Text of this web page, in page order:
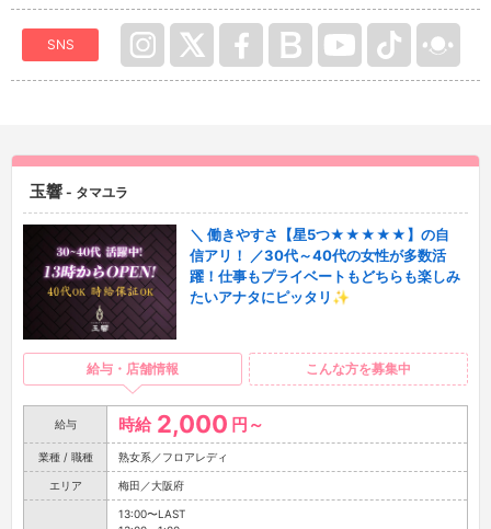
SNS
玉響 - タマユラ
＼ 働きやすさ【星5つ★★★★★】の自
信アリ！ ／30代～40代の女性が多数活
躍！仕事もプライベートもどちらも楽しみ
たいアナタにピッタリ✨
給与・店舗情報 こんな方を募集中
給与 時給 2,000 円～
業種 / 職種 熟女系／フロアレディ
エリア 梅田／大阪府
13:00〜LAST